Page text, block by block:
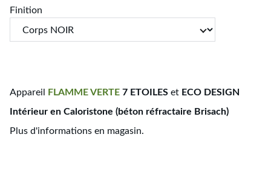
Finition
Appareil FLAMMEVERTE 7 ETOILES et ECO DESIGN
Intérieur en Caloristone (béton réfractaire Brisach)
Plus d'informations en magasin.